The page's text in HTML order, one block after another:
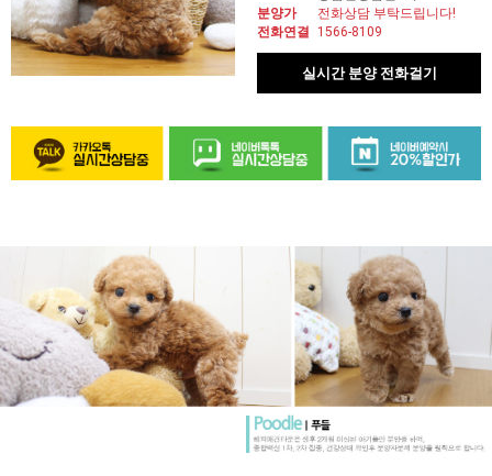
분양가
전화상담 부탁드립니다!
전화연결
1566-8109
실시간 분양 전화걸기